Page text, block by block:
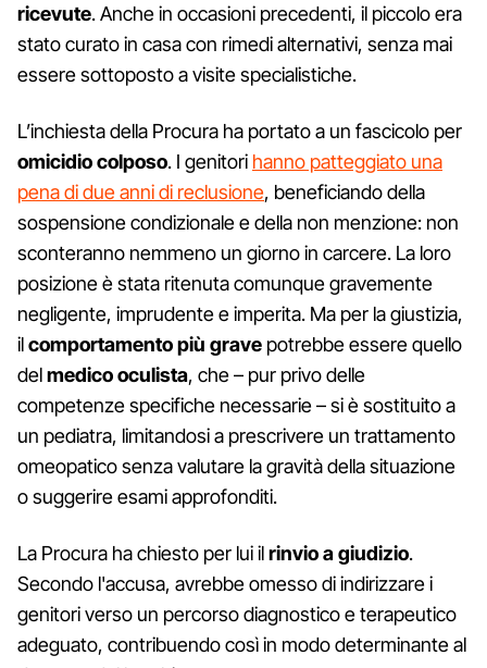
ricevute. Anche in occasioni precedenti, il piccolo era
stato curato in casa con rimedi alternativi, senza mai
essere sottoposto a visite specialistiche.
L’inchiesta della Procura ha portato a un fascicolo per
omicidio colposo. I genitori hanno patteggiato una
pena di due anni di reclusione, beneficiando della
sospensione condizionale e della non menzione: non
sconteranno nemmeno un giorno in carcere. La loro
posizione è stata ritenuta comunque gravemente
negligente, imprudente e imperita. Ma per la giustizia,
ilcomportamento più grave potrebbe essere quello
delmedico oculista, che – pur privo delle
competenze specifiche necessarie – si è sostituito a
un pediatra, limitandosi a prescrivere un trattamento
omeopatico senza valutare la gravità della situazione
o suggerire esami approfonditi.
La Procura ha chiesto per lui ilrinvio a giudizio.
Secondo l'accusa, avrebbe omesso di indirizzare i
genitori verso un percorso diagnostico e terapeutico
adeguato, contribuendo così in modo determinante al